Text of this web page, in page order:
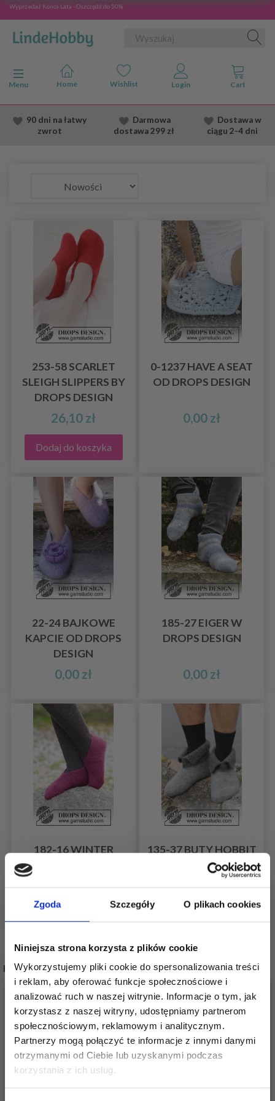
Zgoda Szczegóły O plikach cookies
Niniejsza strona korzysta z plików cookie
Wykorzystujemy pliki cookie do spersonalizowania treści
i reklam, aby oferować funkcje społecznościowe i
analizować ruch w naszej witrynie. Informacje o tym, jak
korzystasz z naszej witryny, udostępniamy partnerom
społecznościowym, reklamowym i analitycznym.
Partnerzy mogą połączyć te informacje z innymi danymi
otrzymanymi od Ciebie lub uzyskanymi podczas
korzystania z ich usług.
Wyprzedaż Konca Lata - Oszczędź do 50%
Przełącz nawigację
Menu
90 dni na łatwy
zwrot
Darmowa
dostawa299 zł
Dostawaw
ciągu 2-4 dni
253-58 SCARLET
SLEIGH SLIPPERS BY
DROPS DESIGN
26,10 zł
Dodaj do koszyka
0-1237 HAVE A SEAT
OD DROPS DESIGN
0,00 zł
22-24 BAJKOWE
KAPCIE OD DROPS
DESIGN
0,00 zł
185-27 EIGER W
DROPS DESIGN
0,00 zł
182-16 WINTER
COMFY OD DROPS
0,00 zł
135-37 BUTY HOBBIT
OD DROPS DESIGN
0,00 zł
INNI RÓWNIEŻ KUPILI
Oszczędź nawet do 50%